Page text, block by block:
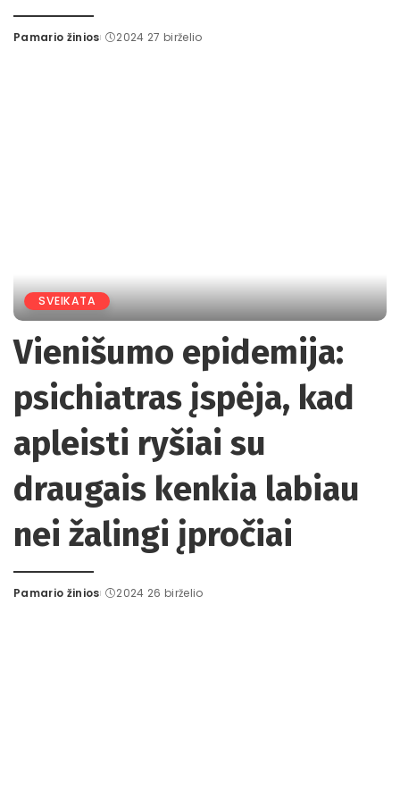
Posted
Pamario žinios 2024 27 birželio
SVEIKATA
Vienišumo epidemija:
psichiatras įspėja, kad
apleisti ryšiai su
draugais kenkia labiau
nei žalingi įpročiai
Posted
Pamario žinios 2024 26 birželio